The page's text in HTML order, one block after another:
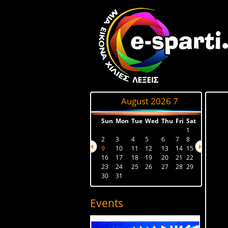
August 2026 7
Sun Mon Tue Wed Thu Fri Sat
1
2
3 4 5 6 7
8
9
10 11 12 13 14 15
16
17 18 19 20 21
22
23
24 25 26 27 28 29
30
31
Events